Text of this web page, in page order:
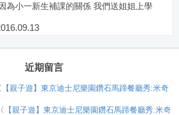
為小一新生補課的關係 我們送姐姐上學
近期留言
【親子遊】東京迪士尼樂園鑽石馬蹄餐廳秀:米奇
【親子遊】東京迪士尼樂園鑽石馬蹄餐廳秀:米奇